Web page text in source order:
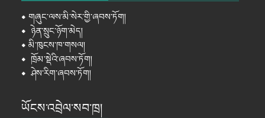
⦁གཞུང་ལས་མི་སེར་གྱི་ཞབས་ཏོག།
⦁ ཉེན་སྲུང་ཉོག་མེད།
⦁ མི་ཁུངས་ཁ་གསལ།
⦁ ཁྲོམ་སྡེའི་ཞབས་ཏོག།
⦁ཤེས་རིག་ཞབས་ཏོག།
ཡོངས་འབྲེལ་སབ་ཁྲ།